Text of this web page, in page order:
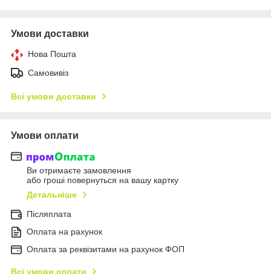
Умови доставки
Нова Пошта
Самовивіз
Всі умови доставки
Умови оплати
Ви отримаєте замовлення
або гроші повернуться на вашу картку
Детальніше
Післяплата
Оплата на рахунок
Оплата за реквізитами на рахунок ФОП
Всі умови оплати